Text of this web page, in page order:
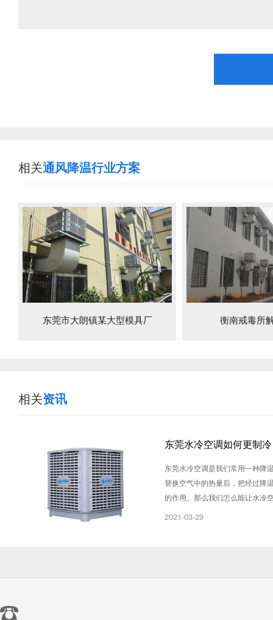
相关通风降温行业方案
东莞市大朗镇某大型模具厂 衡南戒毒所
相关资讯
东莞水冷空调如何更制冷
东莞水冷空调是我们常用一种降
替换空气中的热量后，把经过降
的作用。那么我们怎么能让水冷
2021-03-29